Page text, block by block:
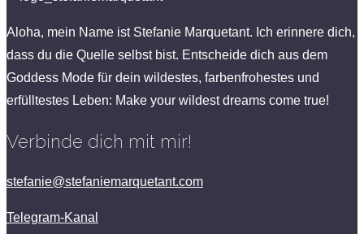
Aloha, mein Name ist Stefanie Marquetant. Ich erinnere dich,
dass du die Quelle selbst bist. Entscheide dich aus dem
Goddess Mode für dein wildestes, farbenfrohestes und
erfülltestes Leben: Make your wildest dreams come true!
Verbinde dich mit mir!
stefanie@stefaniemarquetant.com
Telegram-Kanal